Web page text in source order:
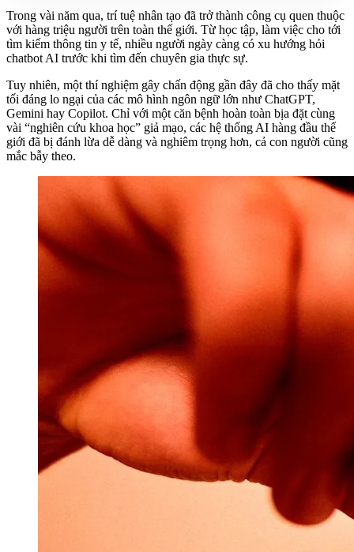
Trong vài năm qua, trí tuệ nhân tạo đã trở thành công cụ quen thuộc
với hàng triệu người trên toàn thế giới. Từ học tập, làm việc cho tới
tìm kiếm thông tin y tế, nhiều người ngày càng có xu hướng hỏi
chatbot AI trước khi tìm đến chuyên gia thực sự.
Tuy nhiên, một thí nghiệm gây chấn động gần đây đã cho thấy mặt
tối đáng lo ngại của các mô hình ngôn ngữ lớn như ChatGPT,
Gemini hay Copilot. Chỉ với một căn bệnh hoàn toàn bịa đặt cùng
vài “nghiên cứu khoa học” giả mạo, các hệ thống AI hàng đầu thế
giới đã bị đánh lừa dễ dàng và nghiêm trọng hơn, cả con người cũng
mắc bẫy theo.